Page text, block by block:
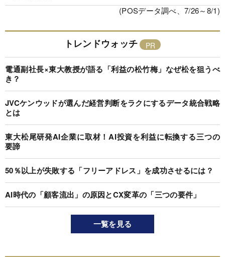
(POSデータ調べ、7/26～8/1)
トレンドウォッチ
電通副社長×東大教授が語る「利益の松竹梅」なぜ松を狙うべ
き？
JVCケンウッドが選んだ経営判断をラクにするデータ統合戦略
とは
東大松尾研発AI企業に取材！AI投資を利益に転換する三つの
要諦
50％以上が失敗する「フリーアドレス」を成功させるには？
AI時代の「顧客流出」の原因とCX変革の「三つの要件」
一覧を見る